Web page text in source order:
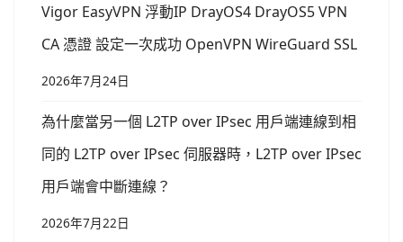
Vigor EasyVPN 浮動IP DrayOS4 DrayOS5 VPN
CA 憑證 設定一次成功 OpenVPN WireGuard SSL
2026年7月24日
為什麼當另一個 L2TP over IPsec 用戶端連線到相
同的 L2TP over IPsec 伺服器時，L2TP over IPsec
用戶端會中斷連線？
2026年7月22日